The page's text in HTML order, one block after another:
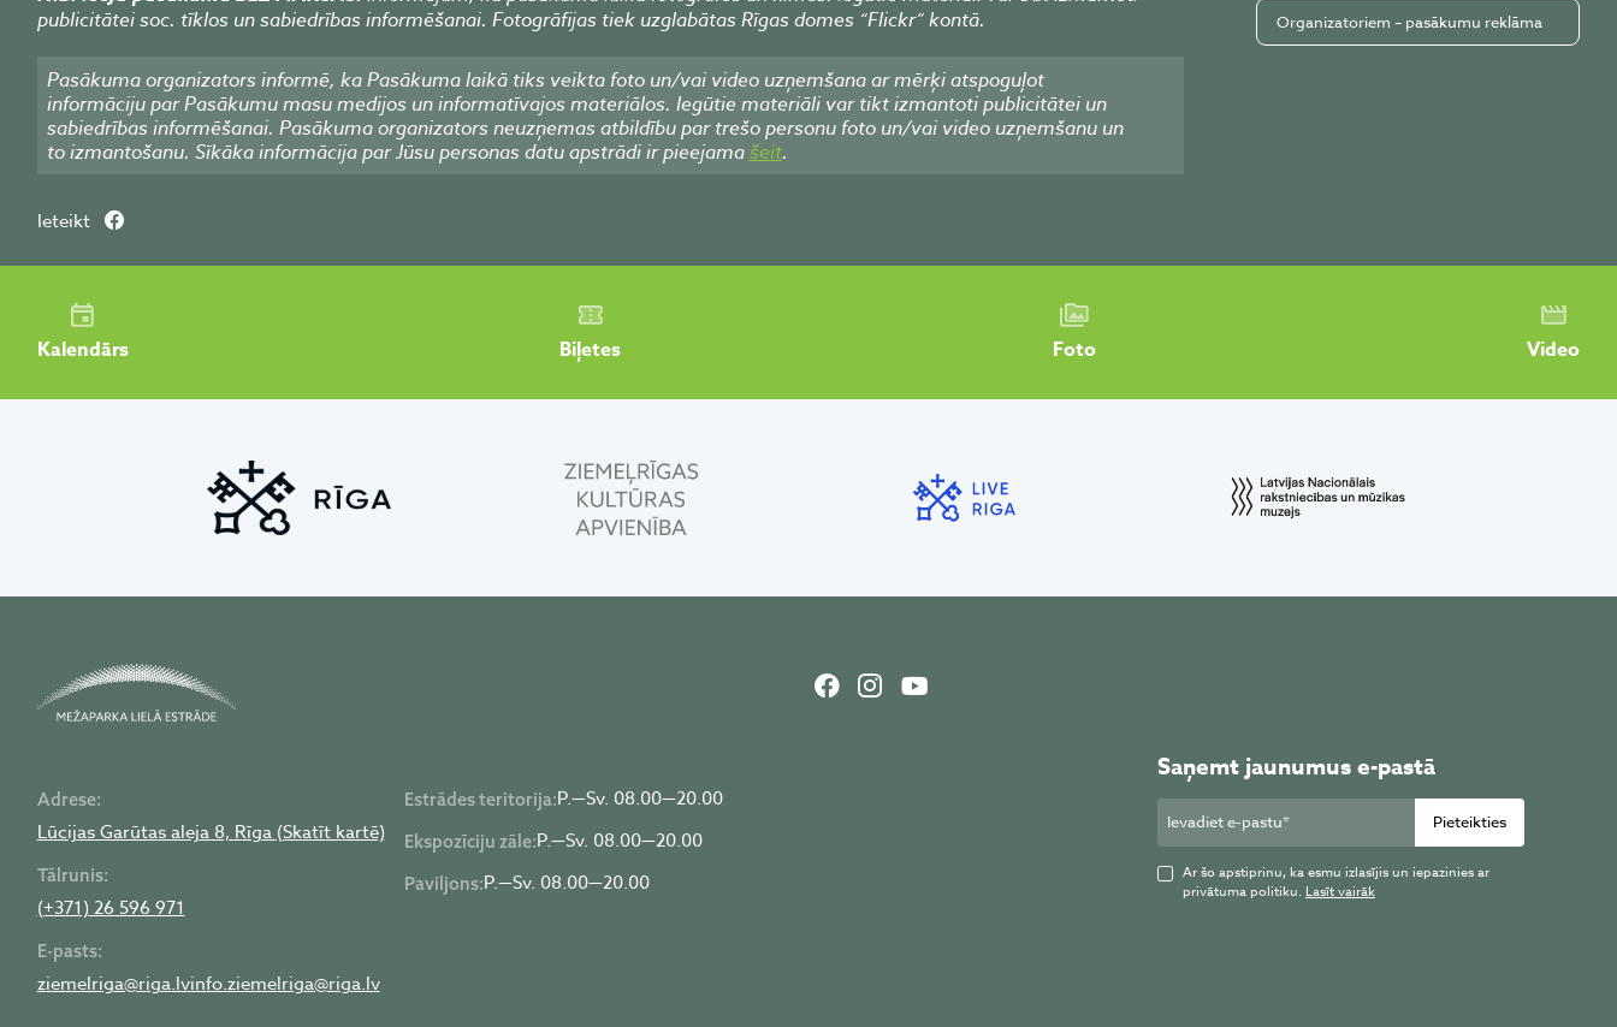
publicitātei soc. tīklos un sabiedrības informēšanai. Fotogrāfijas tiek uzglabātas Rīgas domes “Flickr” kontā.
Pasākuma organizators informē, ka Pasākuma laikā tiks veikta foto un/vai video uzņemšana ar mērķi atspoguļot
informāciju par Pasākumu masu medijos un informatīvajos materiālos. Iegūtie materiāli var tikt izmantoti publicitātei un
sabiedrības informēšanai. Pasākuma organizators neuzņemas atbildību par trešo personu foto un/vai video uzņemšanu un
to izmantošanu. Sīkāka informācija par Jūsu personas datu apstrādi ir pieejamašeit.
Organizatoriem – pasākumu reklāma
Ieteikt
Kalendārs Biļetes Foto Video
Adrese:
Lūcijas Garūtas aleja 8, Rīga (Skatīt kartē)
Tālrunis:
(+371) 26 596 971
E-pasts:
ziemelriga@riga.lvinfo.ziemelriga@riga.lv
Estrādes teritorija:P.—Sv. 08.00—20.00
Ekspozīciju zāle:P.—Sv. 08.00—20.00
Paviljons:P.—Sv. 08.00—20.00
Saņemt jaunumus e-pastā
Pieteikties
Ar šo apstiprinu, ka esmu izlasījis un iepazinies ar
privātuma politiku. Lasīt vairāk